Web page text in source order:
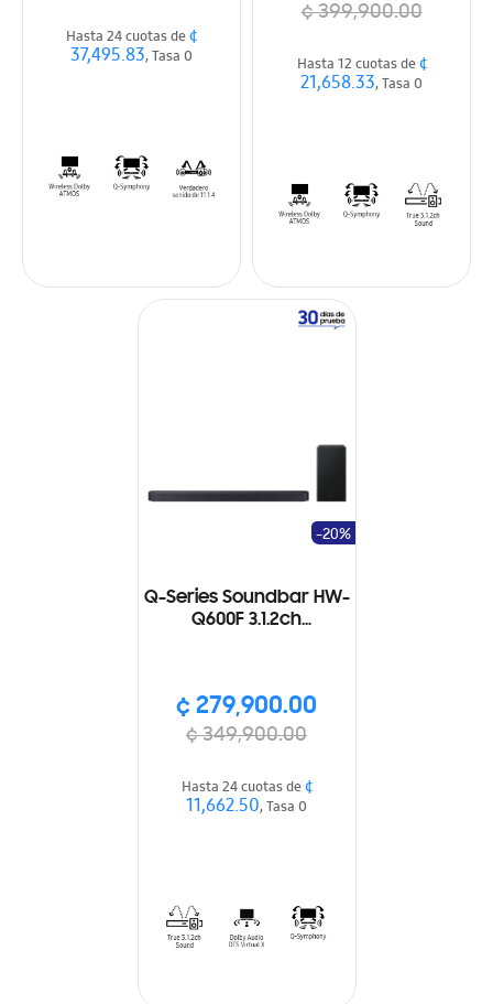
Hasta 24 cuotas de¢
37,495.83, Tasa 0
¢ 399,900.00
Hasta 12 cuotas de¢
21,658.33, Tasa 0
Q-Series Soundbar HW-
Q600F 3.1.2ch
¢ 279,900.00
¢ 349,900.00
-20%
Hasta 24 cuotas de¢
11,662.50, Tasa 0